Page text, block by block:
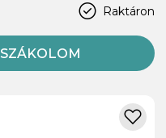
Raktáron
SZÁKOLOM